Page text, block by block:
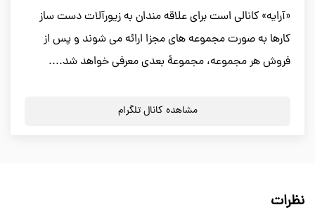
«آرایه» کانالی است برای علاقه مندان به زیورآلات دست ساز
کارها به صورت مجموعه های مجزا ارائه می شوند و پس از
فروش هر مجموعه، مجموعۀ بعدی معرفی خواهد شد....
مشاهده کانال تلگرام
نظرات